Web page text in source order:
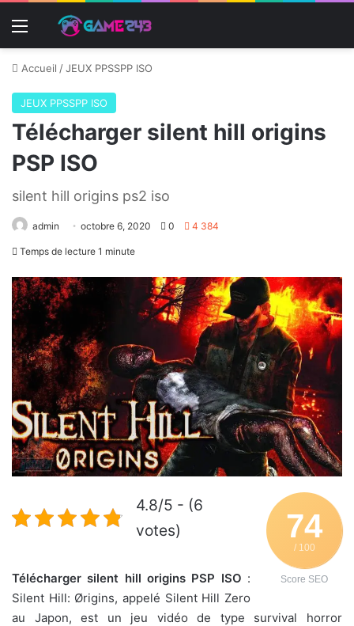
Menu
Accueil /JEUX PPSSPP ISO
JEUX PPSSPP ISO
Télécharger silent hill origins
PSP ISO
silent hill origins ps2 iso
admin octobre 6, 2020 0 4 384
Temps de lecture 1 minute
74
/ 100
Score SEO
4.8/5 - (6
votes)
Télécharger silent hill origins PSP ISO :
Silent Hill: Ørigins, appelé Silent Hill Zero
au Japon, est un jeu vidéo de type survival horror